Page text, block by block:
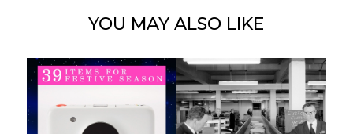
YOU MAYALSO LIKE